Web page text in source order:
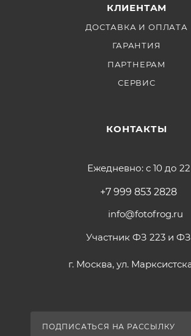
Блок питания 30W с
адаптерами × 1
КЛИЕНТАМ
ДОСТАВКА И ОПЛАТА
ГАРАНТИЯ
ПАРТНЕРАМ
СЕРВИС
КОНТАКТЫ
Ежедневно: с 10 до 22
+7 999 853 2828
info@fotofrog.ru
Участник ФЗ 223 и
г. Москва, ул.
ПОДПИСАТЬСЯ НА РАССЫЛКУ